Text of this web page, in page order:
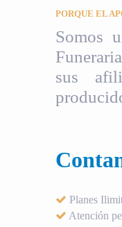
PORQUE EL
Somos
sus
Planes
Atención